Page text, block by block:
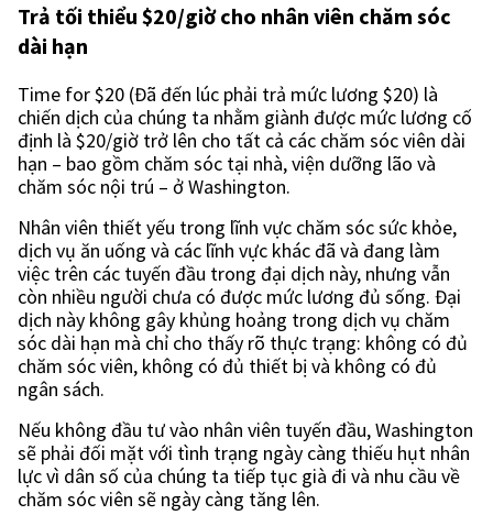
Trả tối thiểu $20/giờ cho nhân viên chăm sóc
dài hạn
Time for $20 (Đã đến lúc phải trả mức lương $20) là
chiến dịch của chúng ta nhằm giành được mức lương cố
định là $20/giờ trở lên cho tất cả các chăm sóc viên dài
hạn – bao gồm chăm sóc tại nhà, viện dưỡng lão và
chăm sóc nội trú – ở Washington.
Nhân viên thiết yếu trong lĩnh vực chăm sóc sức khỏe,
dịch vụ ăn uống và các lĩnh vực khác đã và đang làm
việc trên các tuyến đầu trong đại dịch này, nhưng vẫn
còn nhiều người chưa có được mức lương đủ sống. Đại
dịch này không gây khủng hoảng trong dịch vụ chăm
sóc dài hạn mà chỉ cho thấy rõ thực trạng: không có đủ
chăm sóc viên, không có đủ thiết bị và không có đủ
ngân sách.
Nếu không đầu tư vào nhân viên tuyến đầu, Washington
sẽ phải đối mặt với tình trạng ngày càng thiếu hụt nhân
lực vì dân số của chúng ta tiếp tục già đi và nhu cầu về
chăm sóc viên sẽ ngày càng tăng lên.